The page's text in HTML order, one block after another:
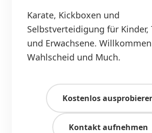
Karate, Kickboxen und
Selbstverteidigung für Kinder,
und Erwachsene.
Wahlscheid und Much.
Kostenlos
Kontakt aufnehmen